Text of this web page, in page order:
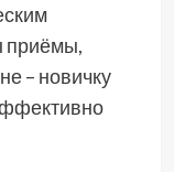
приёмы,
– новичку